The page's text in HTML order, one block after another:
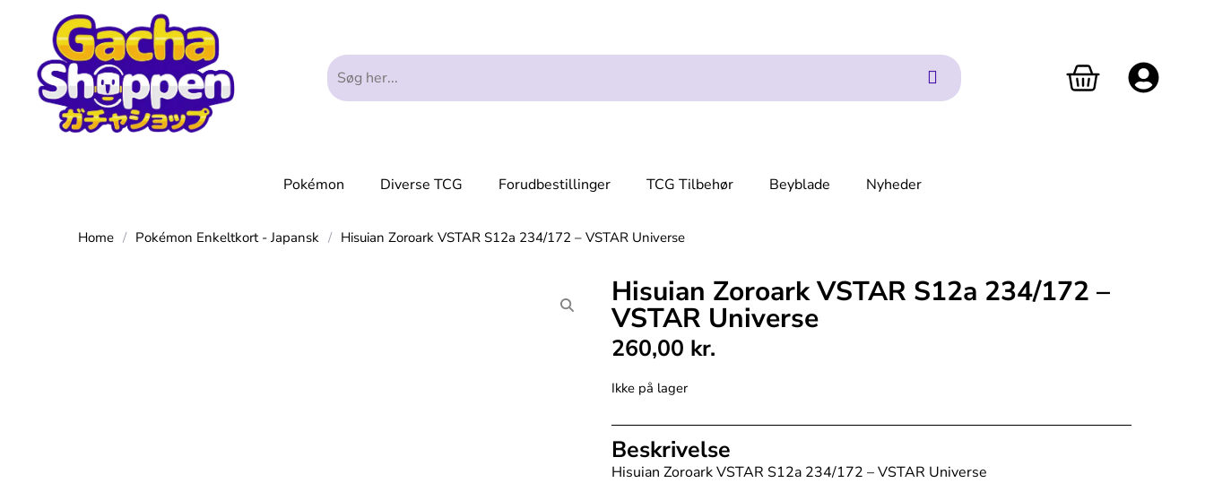
Pokémon Diverse TCG Forudbestillinger TCG Tilbehør Beyblade Nyheder
Home / Pokémon Enkeltkort - Japansk / Hisuian Zoroark VSTAR S12a 234/172 – VSTAR Universe
Hisuian Zoroark VSTAR S12a 234/172 –
VSTAR Universe
260,00 kr.
Ikke på lager
Beskrivelse
Hisuian Zoroark VSTAR S12a 234/172 – VSTAR Universe